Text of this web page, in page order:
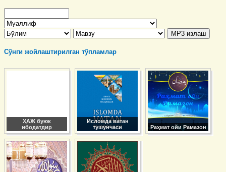
Сўнги жойлаштирилган тўпламлар
ҲАЖ буюк
ибодатдир
Исломда ватан
тушунчаси
Раҳмат ойи Рамазон